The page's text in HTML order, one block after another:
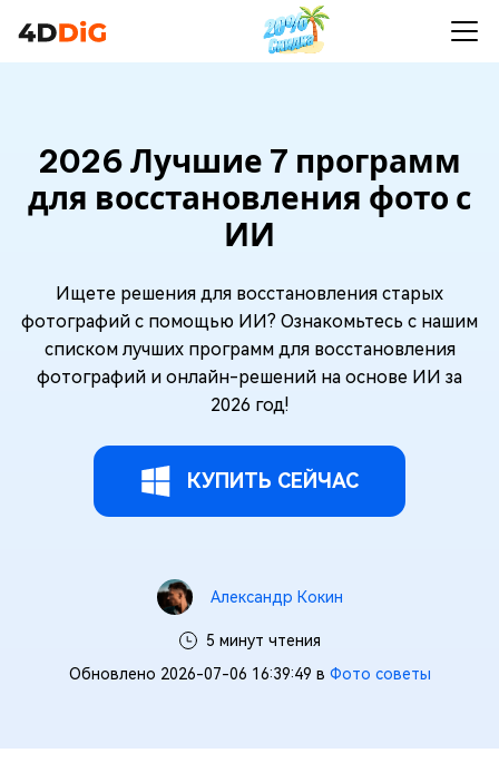
2026 Лучшие 7 программ
для восстановления фото с
ИИ
Ищете решения для восстановления старых
фотографий с помощью ИИ? Ознакомьтесь с нашим
списком лучших программ для восстановления
фотографий и онлайн-решений на основе ИИ за
2026 год!
КУПИТЬ СЕЙЧАС
Александр Кокин
5 минут чтения
Обновлено 2026-07-06 16:39:49 в Фото советы